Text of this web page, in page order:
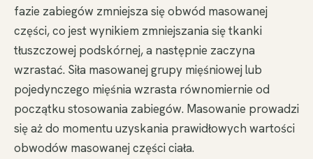
fazie zabiegów zmniejsza się obwód masowanej
części, co jest wynikiem zmniejszania się tkanki
tłuszczowej podskórnej, a następnie zaczyna
wzrastać. Siła masowanej grupy mięśniowej lub
pojedynczego mięśnia wzrasta równomiernie od
początku stosowania zabiegów. Masowanie prowadzi
się aż do momentu uzyskania prawidłowych wartości
obwodów masowanej części ciała.